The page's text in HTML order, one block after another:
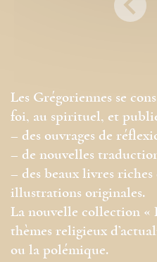
Les Grégoriennes se
foi, au spirituel, et
– des ouvrages de
– de nouvelles
– des beaux livres
illustrations originales.
La nouvelle collection «
thèmes religieux
ou la polémique.